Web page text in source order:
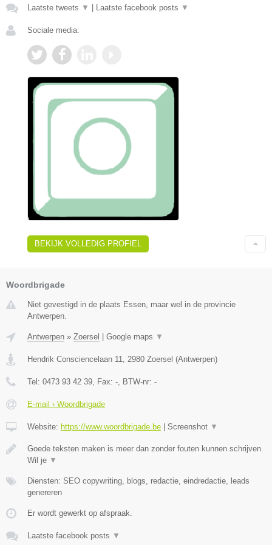
Laatste tweets ▼ | Laatste facebook posts ▼
Sociale media:
BEKIJK VOLLEDIG PROFIEL
Woordbrigade
Niet gevestigd in de plaats Essen, maar wel in de provincie
Antwerpen.
Antwerpen » Zoersel | Google maps ▼
Hendrik Consciencelaan 11 2980 Zoersel (Antwerpen)
Tel: 0473 93 42 39 , Fax: - , BTW-nr: -
E-mail › Woordbrigade
Website: https://www.woordbrigade.be | Screenshot ▼
Goede teksten maken is meer dan zonder fouten kunnen schrijven.
Wil je ▼
Diensten: SEO copywriting, blogs, redactie, eindredactie, leads
genereren
Er wordt gewerkt op afspraak.
Laatste facebook posts ▼